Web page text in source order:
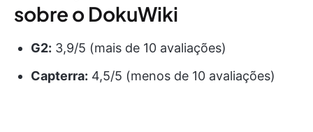
sobre o DokuWiki
G2: 3,9/5 (mais de 10 avaliações)
Capterra: 4,5/5 (menos de 10 avaliações)